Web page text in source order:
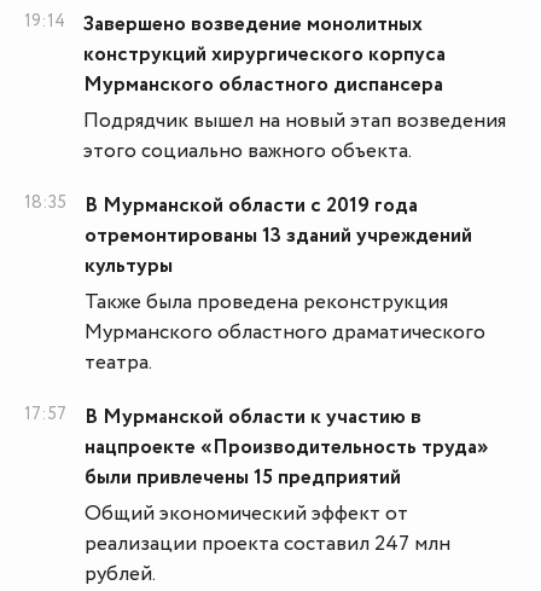
19:14
Завершено возведение монолитных
конструкций хирургического корпуса
Мурманского областного диспансера
Подрядчик вышел на новый этап возведения
этого социально важного объекта.
18:35
В Мурманской области с 2019 года
отремонтированы 13 зданий учреждений
культуры
Также была проведена реконструкция
Мурманского областного драматического
театра.
17:57
В Мурманской области к участию в
нацпроекте «Производительность труда»
были привлечены 15 предприятий
Общий экономический эффект от
реализации проекта составил 247 млн
рублей.